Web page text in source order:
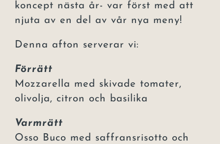
koncept nästa år- var först med att
njuta av en del av vår nya meny!
Denna afton serverar vi:
Förrätt
Mozzarella med skivade tomater,
olivolja, citron och basilika
Varmrätt
Osso Buco med saffransrisotto och